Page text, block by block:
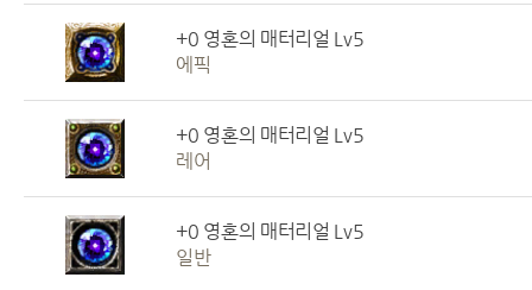
+0 영혼의 매터리얼 Lv5
에픽
+0 영혼의 매터리얼 Lv5
레어
+0 영혼의 매터리얼 Lv5
일반